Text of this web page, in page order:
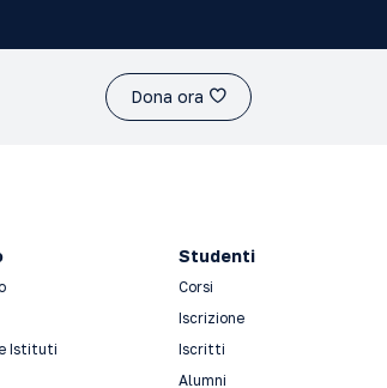
Dona ora
Istituti
Studenti
Corsi
Iscrizione
Iscritti
Alumni